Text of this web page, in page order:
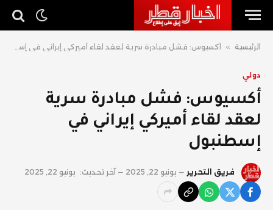
الرئيسية » أكسيوس: فشل مبادرة سرية لعقد لقاء أميركي إيراني في إسطنبول
دولي
أكسيوس: فشل مبادرة سرية
لعقد لقاء أميركي إيراني في
إسطنبول
فريق التحرير يونيو 22, 2025 آخر تحديث: يونيو 22, 2025